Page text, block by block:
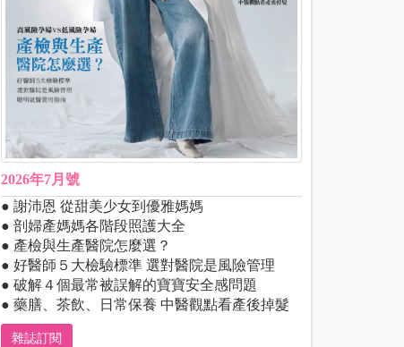
2026年7月號
● 謝沛恩 從甜美少女到優雅媽媽
● 剖婦產媽媽各階段照護大全
● 產檢與生產醫院怎麼選？
● 好醫師５大檢驗標準 選對醫院是風險管理
● 破解４個最常被誤解的寶寶安全感問題
● 藥膳、茶飲、日常保養 中醫觀點看產後掉髮
雜誌訂閱